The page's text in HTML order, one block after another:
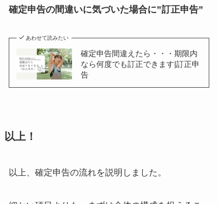
確定申告の間違いに気づいた場合に”訂正申告”
あわせて読みたい
確定申告間違えたら・・・期限内
なら何度でも訂正できます|訂正申
告
以上！
以上、確定申告の流れを説明しました。